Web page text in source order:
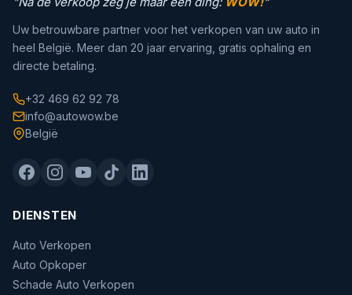
Uw betrouwbare partner voor het verkopen van uw auto in
heel België. Meer dan 20 jaar ervaring, gratis ophaling en
directe betaling.
+32 469 62 92 78
info@autowow.be
België
DIENSTEN
Auto Verkopen
Auto Opkoper
Schade Auto Verkopen